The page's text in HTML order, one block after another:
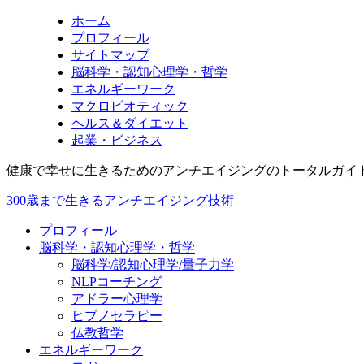
ホーム
プロフィール
サイトマップ
脳科学・認知心理学・哲学
エネルギーワーク
マクロビオティック
ヘルス＆ダイエット
起業・ビジネス
健康で幸せに生きるためのアンチエイジングのトータルガイ
300歳まで生きるアンチエイジング技術
プロフィール
脳科学・認知心理学・哲学
脳科学/認知心理学/量子力学
NLPコーチング
アドラー心理学
ヒプノセラピー
仏教哲学
エネルギーワーク